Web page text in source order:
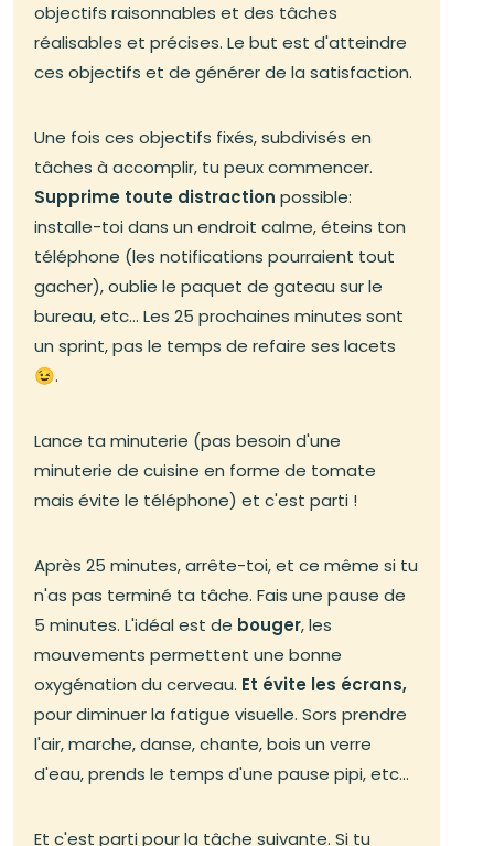
objectifs raisonnables et des tâches
réalisables et précises. Le but est d'atteindre
ces objectifs et de générer de la satisfaction.
Une fois ces objectifs fixés, subdivisés en
tâches à accomplir, tu peux commencer.
Supprime toute distraction possible:
installe-toi dans un endroit calme, éteins ton
téléphone (les notifications pourraient tout
gacher), oublie le paquet de gateau sur le
bureau, etc... Les 25 prochaines minutes sont
un sprint, pas le temps de refaire ses lacets
😉.
Lance ta minuterie (pas besoin d'une
minuterie de cuisine en forme de tomate
mais évite le téléphone) et c'est parti !
Après 25 minutes, arrête-toi, et ce même si tu
n'as pas terminé ta tâche. Fais une pause de
5 minutes. L'idéal est de bouger, les
mouvements permettent une bonne
oxygénation du cerveau. Et évite les écrans,
pour diminuer la fatigue visuelle. Sors prendre
l'air, marche, danse, chante, bois un verre
d'eau, prends le temps d'une pause pipi, etc...
Et c'est parti pour la tâche suivante. Si tu